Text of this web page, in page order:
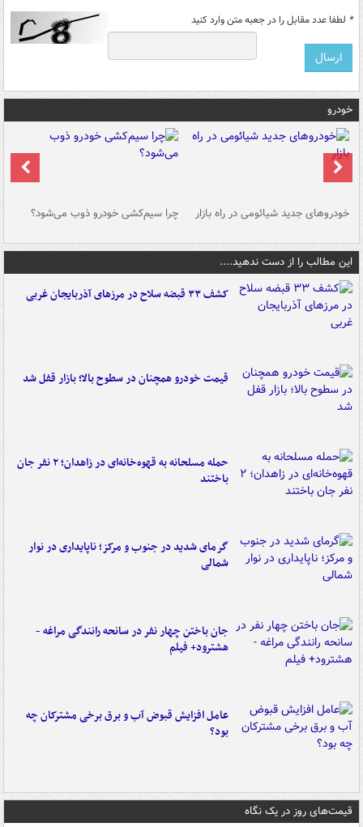
* لطفا عدد مقابل را در جعبه متن وارد کنید
خودرو
خودروهای جدید شیائومی در راه بازار چرا سیم‌کشی خودرو ذوب می‌شود؟
این مطالب را از دست ندهید....
کشف ۳۳ قبضه سلاح در مرزهای آذربایجان غربی
قیمت خودرو همچنان در سطوح بالا؛ بازار قفل شد
حمله مسلحانه به قهوه‌خانه‌ای در زاهدان؛ ۲ نفر جان
باختند
گرمای شدید در جنوب و مرکز؛ ناپایداری در نوار
شمالی
جان باختن چهار نفر در سانحه رانندگی مراغه -
هشترود+ فیلم
عامل افزایش قبوض آب و برق برخی مشترکان چه
بود؟
قیمت‌های روز در یک نگاه